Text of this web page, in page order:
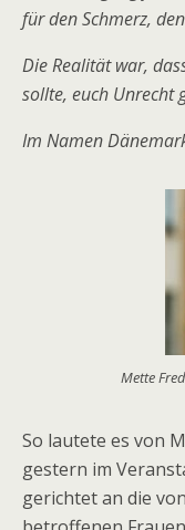
für den Schmerz,
Die Realität war,
sollte, euch Unrecht
Im Namen
Mette
So lautete es von
gestern im
gerichtet an die